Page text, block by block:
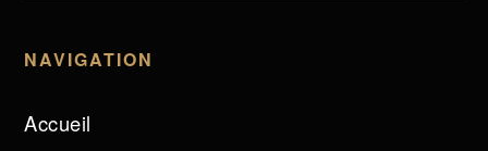
NAVIGATION
Accueil